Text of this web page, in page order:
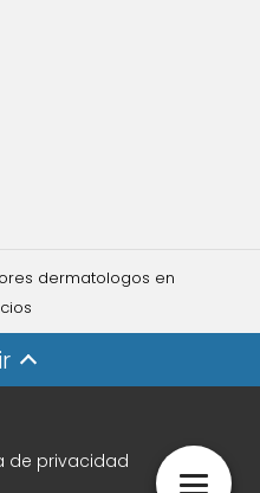
dermatologos en
de privacidad